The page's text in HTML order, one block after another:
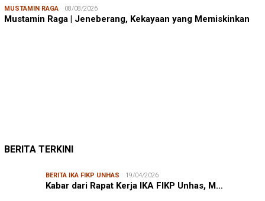
MUSTAMIN RAGA 08/08/2026
Mustamin Raga | Jeneberang, Kekayaan yang Memiskinkan
BERITA TERKINI
BERITA IKA FIKP UNHAS 19/04/2026
Kabar dari Rapat Kerja IKA FIKP Unhas, M…